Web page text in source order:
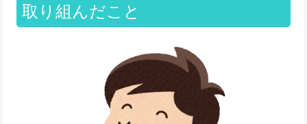
取り組んだこと